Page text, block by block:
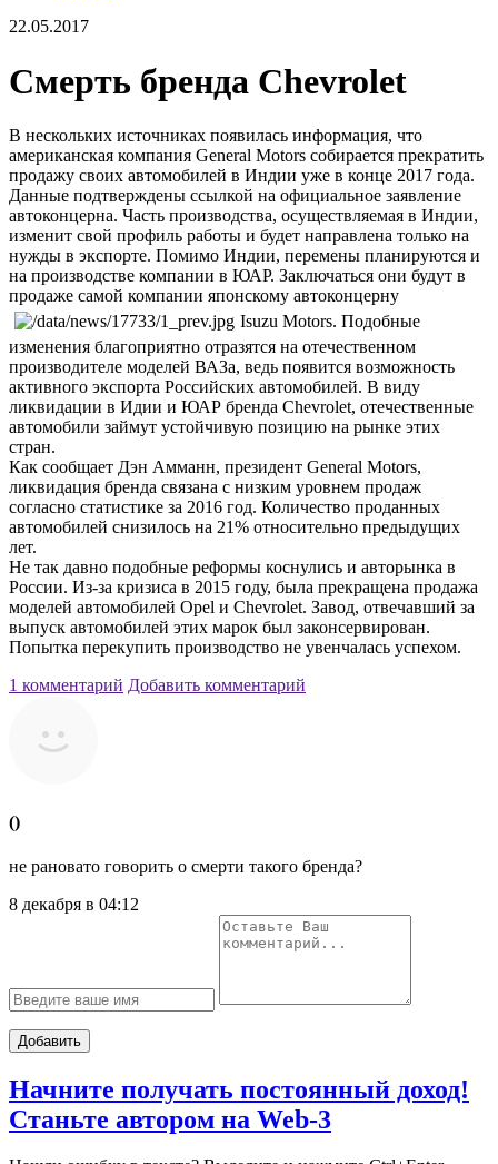
22.05.2017
Смерть бренда Chevrolet
В нескольких источниках появилась информация, что
американская компания General Motors собирается прекратить
продажу своих автомобилей в Индии уже в конце 2017 года.
Данные подтверждены ссылкой на официальное заявление
автоконцерна. Часть производства, осуществляемая в Индии,
изменит свой профиль работы и будет направлена только на
нужды в экспорте. Помимо Индии, перемены планируются и
на производстве компании в ЮАР. Заключаться они будут в
продаже самой компании японскому автоконцерну
Isuzu Motors. Подобные
изменения благоприятно отразятся на отечественном
производителе моделей ВАЗа, ведь появится возможность
активного экспорта Российских автомобилей. В виду
ликвидации в Идии и ЮАР бренда Chevrolet, отечественные
автомобили займут устойчивую позицию на рынке этих
стран.
Как сообщает Дэн Амманн, президент General Motors,
ликвидация бренда связана с низким уровнем продаж
согласно статистике за 2016 год. Количество проданных
автомобилей снизилось на 21% относительно предыдущих
лет.
Не так давно подобные реформы коснулись и авторынка в
России. Из-за кризиса в 2015 году, была прекращена продажа
моделей автомобилей Opel и Chevrolet. Завод, отвечавший за
выпуск автомобилей этих марок был законсервирован.
Попытка перекупить производство не увенчалась успехом.
1 комментарий Добавить комментарий
()
не рановато говорить о смерти такого бренда?
8 декабря в 04:12
Добавить
Начните получать постоянный доход!
Станьте автором на Web-3